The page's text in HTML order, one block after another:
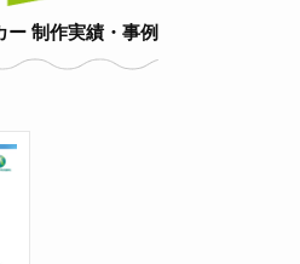
ー 制作実績・事例